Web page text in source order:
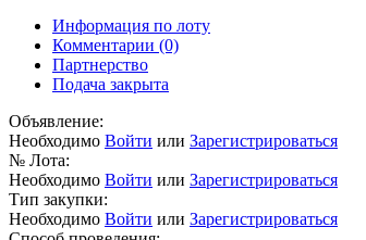
Информация по лоту
Комментарии (0)
Партнерство
Подача закрыта
Объявление:
Необходимо Войти или Зарегистрироваться
№ Лота:
Необходимо Войти или Зарегистрироваться
Тип закупки:
Необходимо Войти или Зарегистрироваться